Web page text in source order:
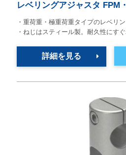
レベリングアジャスタ FPM
・重荷重・極重荷重タイプのレベリン
・ねじはスティール製。耐久性にすぐ
詳細を見る